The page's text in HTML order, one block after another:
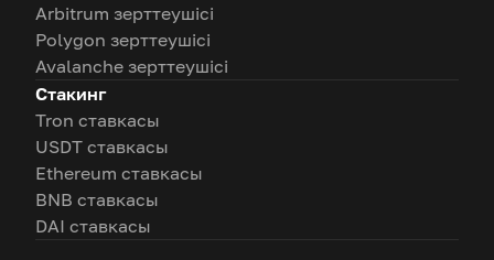
Arbitrum зерттеушісі
Polygon зерттеушісі
Avalanche зерттеушісі
Стакинг
Tron ставкасы
USDT ставкасы
Ethereum ставкасы
BNB ставкасы
DAI ставкасы